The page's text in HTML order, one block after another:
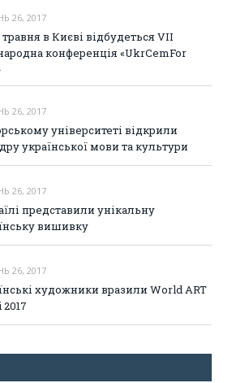
26, 2017
травня в Києві відбудеться VIІ
конференція «UkrCemFor
26, 2017
університеті відкрили
української мови та культури
26, 2017
представили унікальну
вишивку
26, 2017
художники вразили World ART
2017